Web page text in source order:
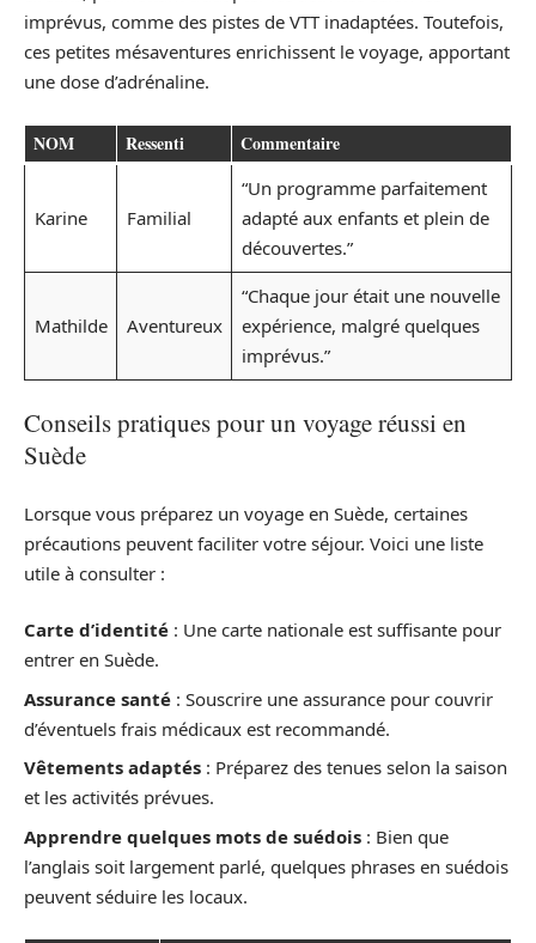
imprévus, comme des pistes de VTT inadaptées. Toutefois,
ces petites mésaventures enrichissent le voyage, apportant
une dose d’adrénaline.
NOM Ressenti Commentaire
Karine Familial
“Un programme parfaitement
adapté aux enfants et plein de
découvertes.”
Mathilde Aventureux
“Chaque jour était une nouvelle
expérience, malgré quelques
imprévus.”
Conseils pratiques pour un voyage réussi en
Suède
Lorsque vous préparez un voyage en Suède, certaines
précautions peuvent faciliter votre séjour. Voici une liste
utile à consulter :
Carte d’identité : Une carte nationale est suffisante pour
entrer en Suède.
Assurance santé : Souscrire une assurance pour couvrir
d’éventuels frais médicaux est recommandé.
Vêtements adaptés : Préparez des tenues selon la saison
et les activités prévues.
Apprendre quelques mots de suédois : Bien que
l’anglais soit largement parlé, quelques phrases en suédois
peuvent séduire les locaux.